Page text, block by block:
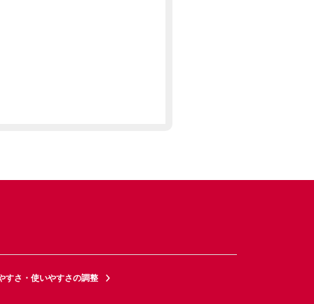
すさ・使いやすさの調整